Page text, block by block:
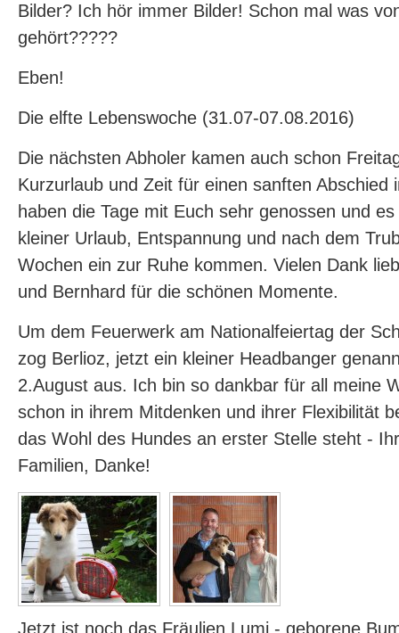
Bilder? Ich hör immer Bilder! Schon mal was
gehört?????
Eben!
Die elfte Lebenswoche (31.07-07.08.2016)
Die nächsten Abholer kamen auch schon
Kurzurlaub und Zeit für einen sanften Abschied
haben die Tage mit Euch sehr genossen und
kleiner Urlaub, Entspannung und nach dem
Wochen ein zur Ruhe kommen. Vielen Dank
und Bernhard für die schönen Momente.
Um dem Feuerwerk am Nationalfeiertag der
zog Berlioz, jetzt ein kleiner Headbanger
2.August aus. Ich bin so dankbar für all meine
schon in ihrem Mitdenken und ihrer Flexibilität
das Wohl des Hundes an erster Stelle steht -
Familien, Danke!
Jetzt ist noch das Fräulien Lumi - geborene